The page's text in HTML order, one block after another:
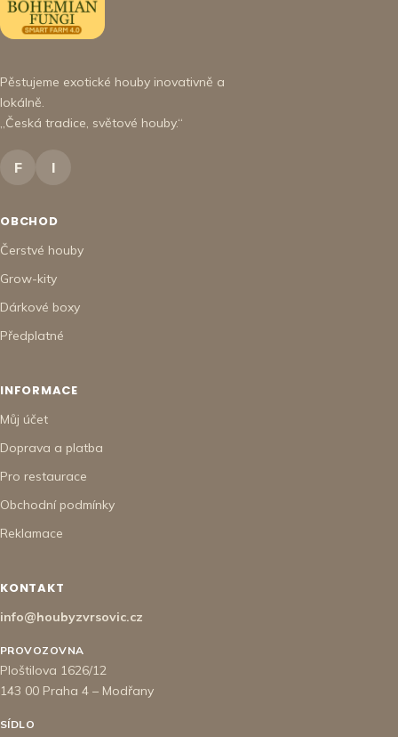
Pěstujeme exotické houby inovativně a
lokálně.
„Česká tradice, světové houby.“
F I
OBCHOD
Čerstvé houby
Grow-kity
Dárkové boxy
Předplatné
INFORMACE
Můj účet
Doprava a platba
Pro restaurace
Obchodní podmínky
Reklamace
KONTAKT
info@houbyzvrsovic.cz
PROVOZOVNA
Ploštilova 1626/12
143 00 Praha 4 – Modřany
SÍDLO